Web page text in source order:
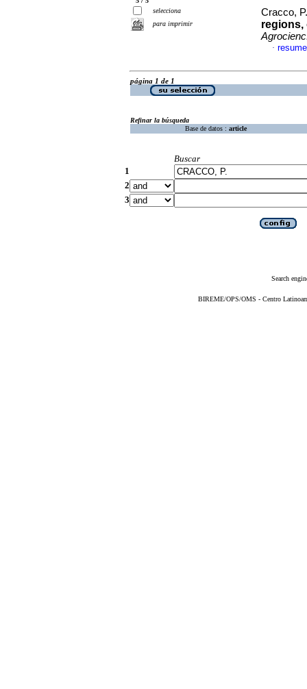
selecciona
para imprimir
Cracco,
regions,
·
página 1 de 1
Refinar la búsqueda
Base de datos : article
Buscar
1
2
3
Search
BIREME/OPS/OMS - Centro